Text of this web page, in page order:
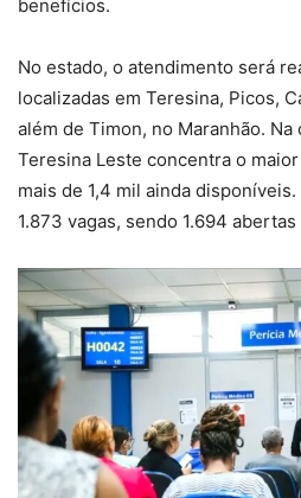
benefícios.
No estado, o atendimento será
localizadas em Teresina, Picos,
além de Timon, no Maranhão. Na
Teresina Leste concentra o
mais de 1,4 mil ainda
1.873 vagas, sendo 1.694